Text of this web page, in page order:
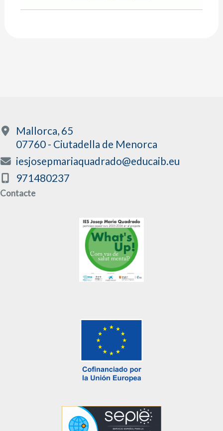
Mallorca, 65
07760 - Ciutadella de Menorca
iesjosepmariaquadrado@educaib.eu
971480237
Contacte